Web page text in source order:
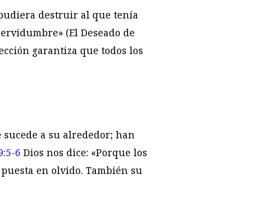
destruir al que tenía
(El Deseado de
garantiza que todos los
sucede a su alrededor; han
6 Dios nos dice: «Porque los
en olvido. También su